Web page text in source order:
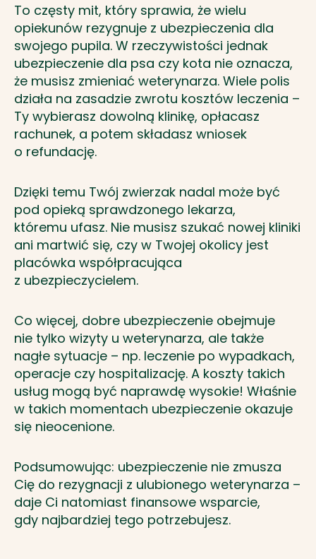
To częsty mit, który sprawia, że wielu
opiekunów rezygnuje z ubezpieczenia dla
swojego pupila. W rzeczywistości jednak
ubezpieczenie dla psa czy kota nie oznacza,
że musisz zmieniać weterynarza. Wiele polis
działa na zasadzie zwrotu kosztów leczenia –
Ty wybierasz dowolną klinikę, opłacasz
rachunek, a potem składasz wniosek
o refundację.
Dzięki temu Twój zwierzak nadal może być
pod opieką sprawdzonego lekarza,
któremu ufasz. Nie musisz szukać nowej kliniki
ani martwić się, czy w Twojej okolicy jest
placówka współpracująca
z ubezpieczycielem.
Co więcej, dobre ubezpieczenie obejmuje
nie tylko wizyty u weterynarza, ale także
nagłe sytuacje – np. leczenie po wypadkach,
operacje czy hospitalizację. A koszty takich
usług mogą być naprawdę wysokie! Właśnie
w takich momentach ubezpieczenie okazuje
się nieocenione.
Podsumowując: ubezpieczenie nie zmusza
Cię do rezygnacji z ulubionego weterynarza –
daje Ci natomiast finansowe wsparcie,
gdy najbardziej tego potrzebujesz.